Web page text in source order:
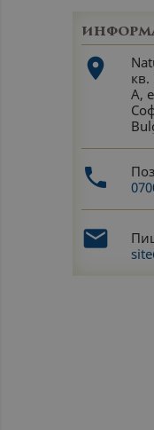

А,

